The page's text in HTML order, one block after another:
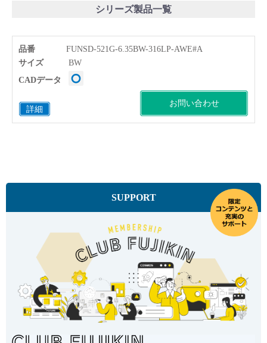
シリーズ製品一覧
品番 FUNSD-521G-6.35BW-316LP-AWE#A
詳細
サイズ BW
お問い合わせ
CADデータ
SUPPORT